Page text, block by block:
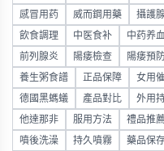
感冒用药 威而鋼用藥 攝護
飲食調理 中医食补 中药养血
前列腺炎 陽痿檢查 陽痿預
養生粥食譜 正品保障 女用
德國黑螞蟻 產品對比 外用
他達那非 服用方法 禮品推薦
噴後洗澡 持久噴霧 藥品保